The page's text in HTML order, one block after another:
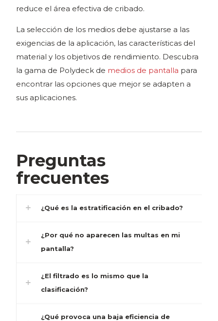
reduce el área efectiva de cribado.
La selección de los medios debe ajustarse a las
exigencias de la aplicación, las características del
material y los objetivos de rendimiento. Descubra
la gama de Polydeck de medios de pantalla para
encontrar las opciones que mejor se adapten a
sus aplicaciones.
Preguntas
frecuentes
¿Qué es la estratificación en el cribado?
¿Por qué no aparecen las multas en mi
pantalla?
¿El filtrado es lo mismo que la
clasificación?
¿Qué provoca una baja eficiencia de